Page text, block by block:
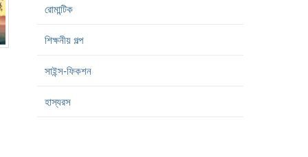
রোমান্টিক
শিক্ষনীয় গল্প
সাইন্স-ফিকশন
হাস্যরস